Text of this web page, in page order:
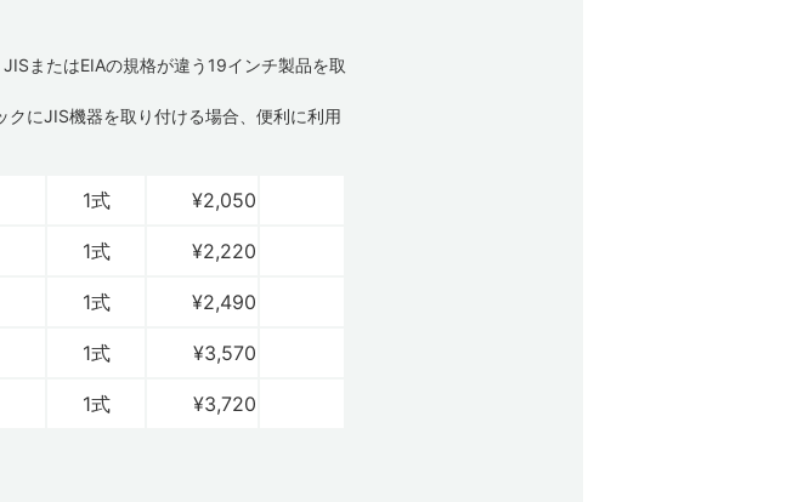
またはEIAの規格が違う19インチ製品を取
にJIS機器を取り付ける場合、便利に利用
1式 ¥2,050
1式 ¥2,220
1式 ¥2,490
1式 ¥3,570
1式 ¥3,720